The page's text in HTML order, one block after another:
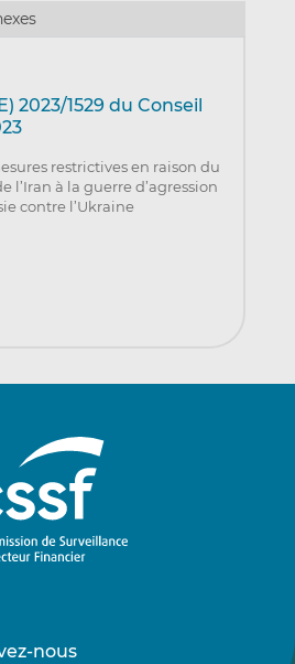
2023/1529 du Conseil
restrictives en raison du
l’Iran à la guerre d’agression
contre l’Ukraine
nous